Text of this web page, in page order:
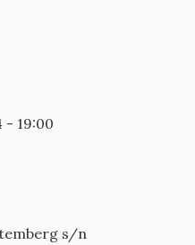
- 19:00
s/n